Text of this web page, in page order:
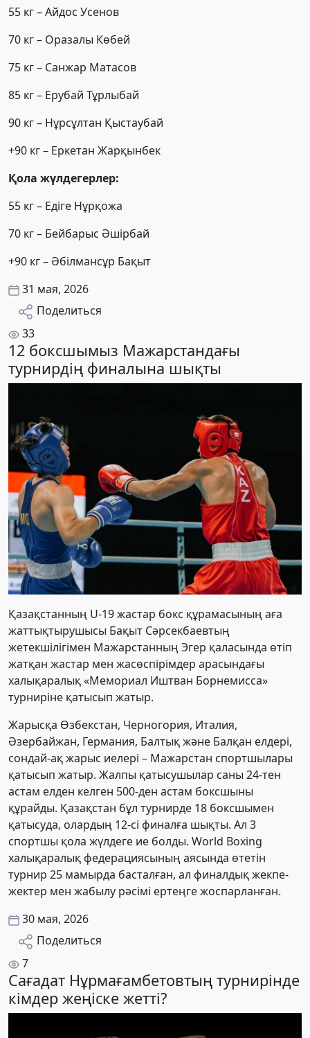
55 кг – Айдос Усенов
70 кг – Оразалы Көбей
75 кг – Санжар Матасов
85 кг – Ерубай Тұрлыбай
90 кг – Нұрсұлтан Қыстаубай
+90 кг – Еркетан Жарқынбек
Қола жүлдегерлер:
55 кг – Едіге Нұрқожа
70 кг – Бейбарыс Әшірбай
+90 кг – Әбілмансұр Бақыт
31 мая, 2026
Поделиться
33
12 боксшымыз Мажарстандағы
турнирдің финалына шықты
Қазақстанның U-19 жастар бокс құрамасының аға
жаттықтырушысы Бақыт Сәрсекбаевтың
жетекшілігімен Мажарстанның Эгер қаласында өтіп
жатқан жастар мен жасөспірімдер арасындағы
халықаралық «Мемориал Иштван Борнемисса»
турниріне қатысып жатыр.
Жарысқа Өзбекстан, Черногория, Италия,
Әзербайжан, Германия, Балтық және Балқан елдері,
сондай-ақ жарыс иелері – Мажарстан спортшылары
қатысып жатыр. Жалпы қатысушылар саны 24-тен
астам елден келген 500-ден астам боксшыны
құрайды. Қазақстан бұл турнирде 18 боксшымен
қатысуда, олардың 12-сі финалға шықты. Ал 3
спортшы қола жүлдеге ие болды. World Boxing
халықаралық федерациясының аясында өтетін
турнир 25 мамырда басталған, ал финалдық жекпе-
жектер мен жабылу рәсімі ертеңге жоспарланған.
30 мая, 2026
Поделиться
7
Сағадат Нұрмағамбетовтың турнирінде
кімдер жеңіске жетті?